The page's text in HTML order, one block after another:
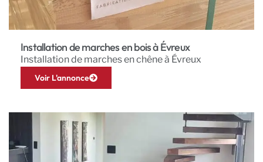
Installation de marches en bois à Évreux
Installation de marches en chêne à Évreux
Voir L'annonce